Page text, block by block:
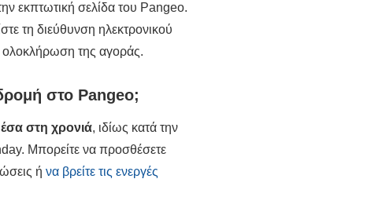
εκπτωτική σελίδα του Pangeo.
τη διεύθυνση ηλεκτρονικού
ολοκλήρωση της αγοράς.
στο Pangeo;
στη χρονιά, ιδίως κατά την
Μπορείτε να προσθέσετε
ή να βρείτε τις ενεργές